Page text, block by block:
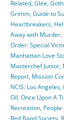
Related,Glee,
Grimm,Guide to
Heartbreakers,
Away with Murder,
Order: Special
Manhattan Love
Masterchef Junior,
Report, Mission
NCIS: Los Angeles,
Oil,Once Upon A
Recreation,